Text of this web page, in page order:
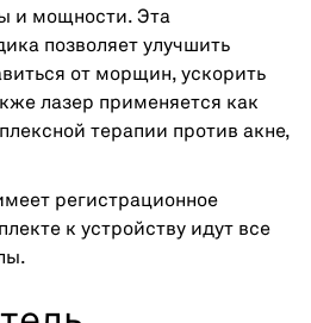
и мощности. Эта
позволяет улучшить
от морщин, ускорить
лазер применяется как
терапии против акне,
регистрационное
к устройству идут все